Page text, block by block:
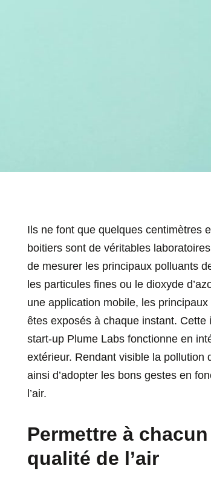
Ils ne font que quelques centimètres
boitiers sont de véritables
de mesurer les principaux polluants
les particules fines ou le dioxyde
une application mobile, les
êtes exposés à chaque instant. Cette
start-up Plume Labs fonctionne en
extérieur. Rendant visible la pollution
ainsi d’adopter les bons gestes en
l’air.
Permettre à
qualité de l’air